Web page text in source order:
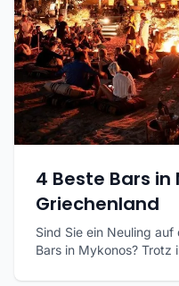
4 Beste Bars in
Griechenland
Sind Sie ein Neuling
Bars in Mykonos? Trotz